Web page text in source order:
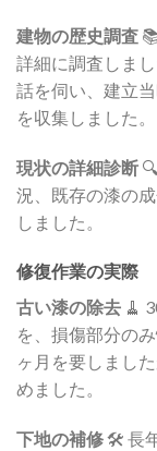
建物の歴史調査
詳細に調査しま
話を伺い、建立
を収集しました。
現状の詳細診断
況、既存の漆の
しました。
修復作業の実際
古い漆の除去 🧹
を、損傷部分の
ヶ月を要しまし
めました。
下地の補修🛠️ 長